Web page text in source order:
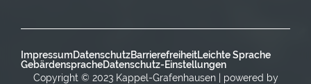
ImpressumDatenschutzBarrierefreiheitLeichte Sprache
GebärdenspracheDatenschutz-Einstellungen
Copyright © 2023 Kappel-Grafenhausen | powered by